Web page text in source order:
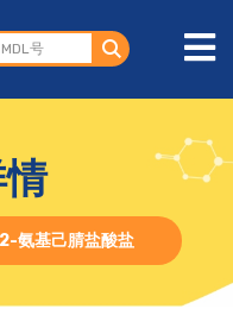
2-氨基己腈盐酸盐